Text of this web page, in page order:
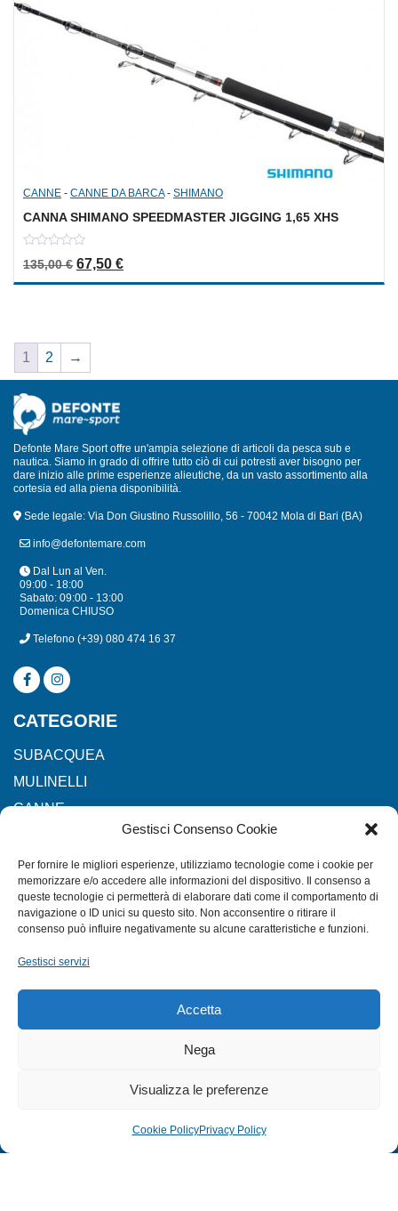
Gestisci Consenso Cookie
Per fornire le migliori esperienze, utilizziamo tecnologie come i cookie per
memorizzare e/o accedere alle informazioni del dispositivo. Il consenso a
queste tecnologie ci permetterà di elaborare dati come il comportamento di
navigazione o ID unici su questo sito. Non acconsentire o ritirare il
consenso può influire negativamente su alcune caratteristiche e funzioni.
Gestisci servizi
Accetta
Nega
Visualizza le preferenze
Cookie PolicyPrivacy Policy
CANNE - CANNE DA BARCA- SHIMANO
CANNA SHIMANO SPEEDMASTER JIGGING 1,65 XHS
out
of
135,00€ Il prezzo originale era: 135,00 €.
67,50 €Il prezzo attuale è: 67,50 €.
1 2 →
Defonte Mare Sport offre un'ampia selezione di articoli da pesca sub e
nautica. Siamo in grado di offrire tutto ciò di cui potresti aver bisogno per
dare inizio alle prime esperienze alieutiche, da un vasto assortimento alla
cortesia ed alla piena disponibilità.
Sede legale: Via Don Giustino Russolillo, 56 - 70042 Mola di Bari (BA)
info@defontemare.com
Dal Lun al Ven.
09:00 - 18:00
Sabato: 09:00 - 13:00
Domenica CHIUSO
Telefono (+39) 080 474 16 37
CATEGORIE
SUBACQUEA
MULINELLI
CANNE
ACCESSORI NAUTICI
ACCESSORI PESCA
EXTRA
PRIVACY POLICY